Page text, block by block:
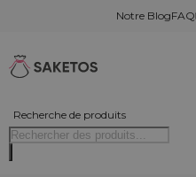
Notre BlogFAQ
Recherche de produits